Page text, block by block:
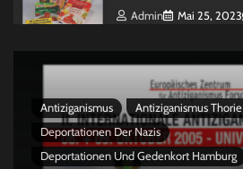
Admin Mai 25, 2023
Antiziganismus Antiziganismus Thorie
Deportationen Der Nazis
Deportationen Und Gedenkort Hamburg